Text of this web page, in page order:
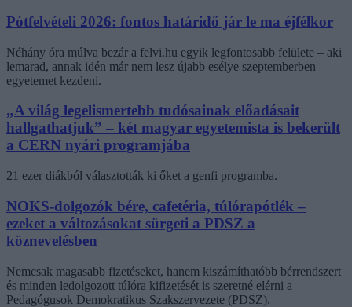
Pótfelvételi 2026: fontos határidő jár le ma éjfélkor
Néhány óra múlva bezár a felvi.hu egyik legfontosabb felülete – aki
lemarad, annak idén már nem lesz újabb esélye szeptemberben
egyetemet kezdeni.
„A világ legelismertebb tudósainak előadásait
hallgathatjuk” – két magyar egyetemista is bekerült
a CERN nyári programjába
21 ezer diákból választották ki őket a genfi programba.
NOKS-dolgozók bére, cafetéria, túlórapótlék –
ezeket a változásokat sürgeti a PDSZ a
köznevelésben
Nemcsak magasabb fizetéseket, hanem kiszámíthatóbb bérrendszert
és minden ledolgozott túlóra kifizetését is szeretné elérni a
Pedagógusok Demokratikus Szakszervezete (PDSZ).